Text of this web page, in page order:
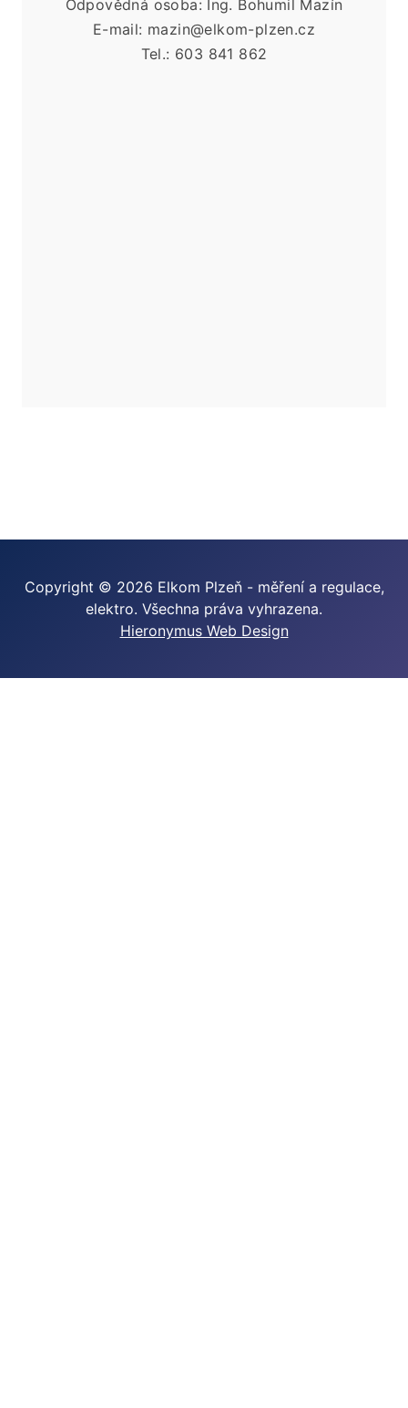
Odpovědná osoba: Ing. Bohumil Mazín
E-mail: mazin@elkom-plzen.cz
Tel.: 603 841 862
Copyright © 2026 Elkom Plzeň - měření a regulace,
elektro. Všechna práva vyhrazena.
Hieronymus Web Design